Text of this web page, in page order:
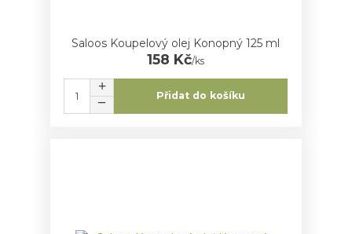
Saloos Koupelový olej Konopný 125 ml
158 Kč/ks
Přidat do košíku